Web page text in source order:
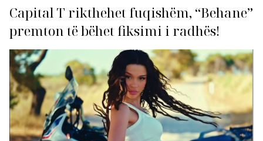
Capital T rikthehet fuqishëm, “Behane”
premton të bëhet fiksimi i radhës!